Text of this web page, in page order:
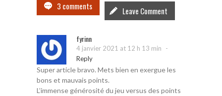
3 comments Leave Comment
fyrinn
4 janvier 2021 at 12 h 13 min -
Reply
Super article bravo. Mets bien en exergue les
bons et mauvais points.
L’immense générosité du jeu versus des points